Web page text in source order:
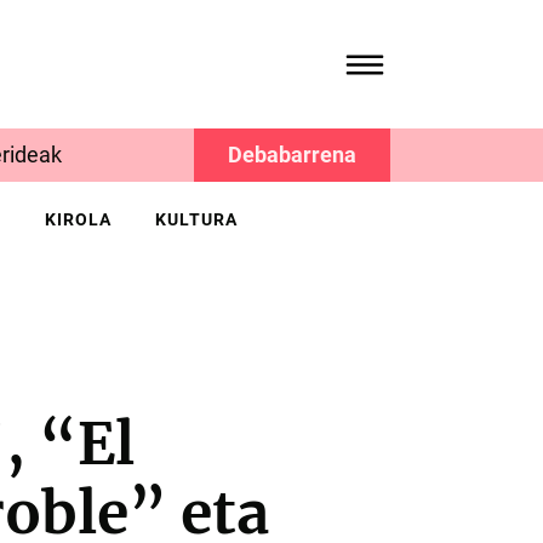
Debabarrena
KIROLA KULTURA
“El
eta